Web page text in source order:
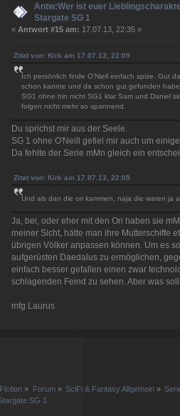
Antw:Wer ist euer
Stargate SG 1
« Antwort #15 am: 17.07.13, 22:35 »
Zitat von: Kirk am 17.07.13, 22:09
Ich persönlich finde O'Niell einfach spize. Gut
schon kannte und da schon gut gefunden
SG1 ohne hin nicht SG1 klar Sam und Daniel
folgen nicht mehr so spannend.
Du sprichst mir aus der Seele.
SG 1 ohne O'Neill gefiel mir auch um
Da fehlte der Serie mMn gleich ein
Zitat von: Kirk am 17.07.13, 22:09
Und als dan die ori kammen, naja die waren ja
Ja, bei, oder eher mit den Ori haben sie
meiner Sicht, hätte man ihre Mutterschiffe
übrigen Völker anpassen können. Um es
aufgerüsten Daedalus zu ermöglichen,
einfach besser gefallen einen zwar
schlagenden Feind zu sehen. Aber was
mfg Laurus
» Forum» SciFi & Fantasy Allgemein »
SG 1